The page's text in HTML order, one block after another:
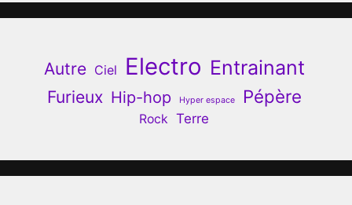
Autre Ciel Electro Entrainant
Furieux Hip-hop Hyper espace Pépère
Rock Terre